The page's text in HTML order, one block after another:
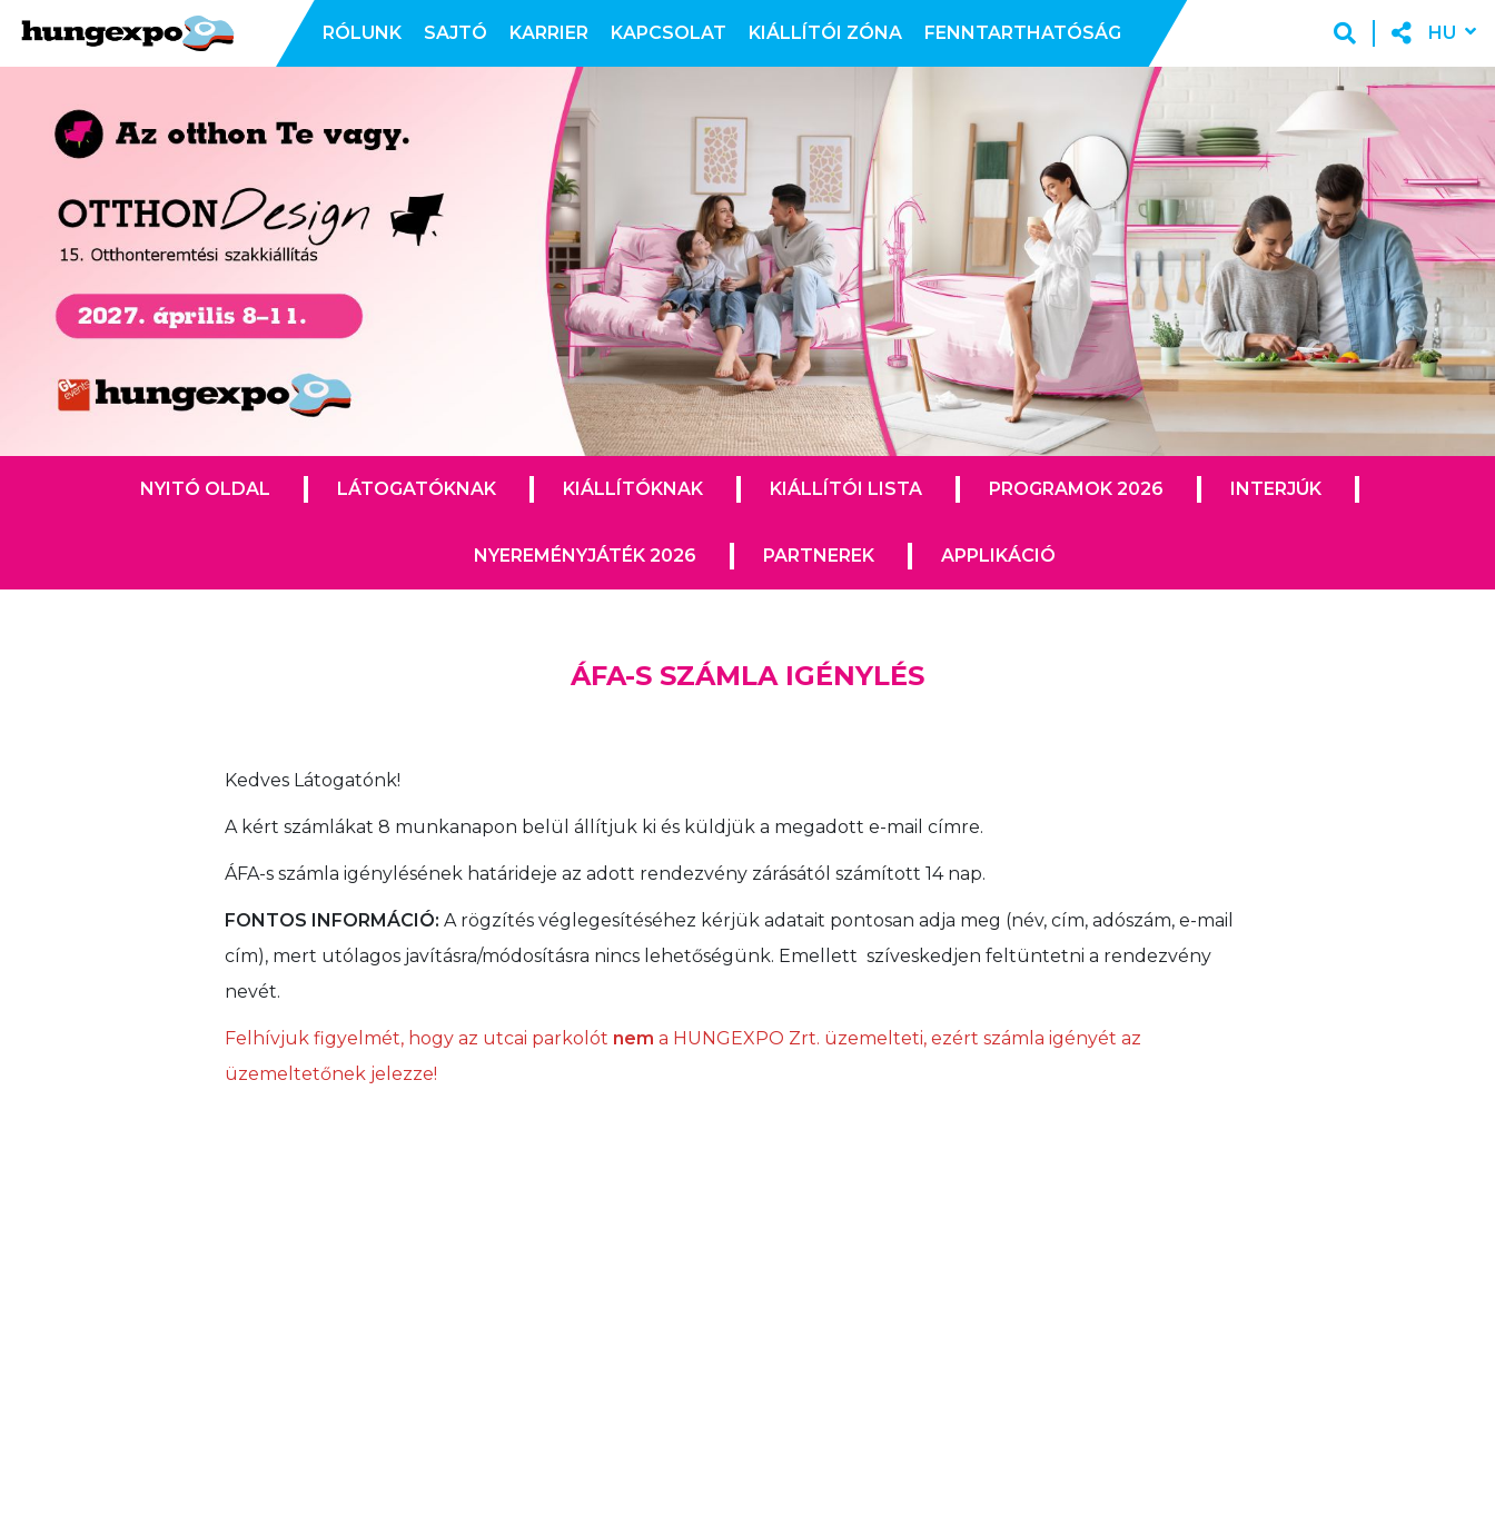
RÓLUNK SAJTÓ KARRIER KAPCSOLAT KIÁLLÍTÓI ZÓNA FENNTARTHATÓSÁG HU
NYITÓ OLDAL LÁTOGATÓKNAK KIÁLLÍTÓKNAK KIÁLLÍTÓI LISTA PROGRAMOK 2026 INTERJÚK
NYEREMÉNYJÁTÉK 2026 PARTNEREK APPLIKÁCIÓ
ÁFA-S SZÁMLA IGÉNYLÉS
Kedves Látogatónk!
A kért számlákat 8 munkanapon belül állítjuk ki és küldjük a megadott e-mail címre.
ÁFA-s számla igénylésének határideje az adott rendezvény zárásától számított 14 nap.
FONTOS INFORMÁCIÓ: A rögzítés véglegesítéséhez kérjük adatait pontosan adja meg (név, cím, adószám, e-mail
cím), mert utólagos javításra/módosításra nincs lehetőségünk. Emellett szíveskedjen feltüntetni a rendezvény
nevét.
Felhívjuk figyelmét, hogy az utcai parkolót nem a HUNGEXPO Zrt. üzemelteti, ezért számla igényét az
üzemeltetőnek jelezze!